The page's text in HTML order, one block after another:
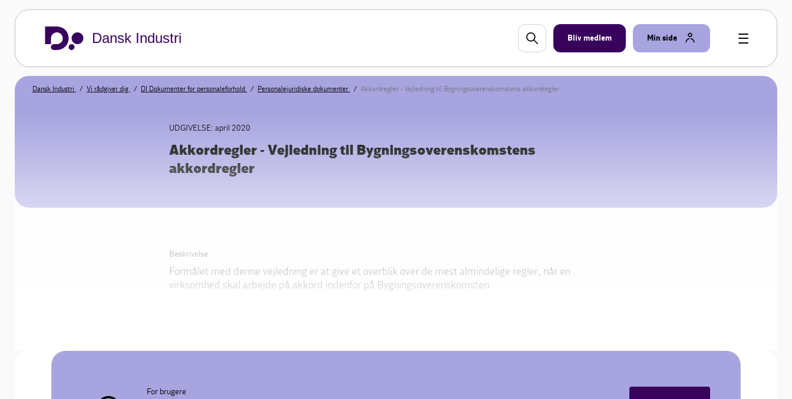
Dansk Industri Bliv medlem Min side
Dansk Industri Vi rådgiver dig DI Dokumenter for personaleforhold Personalejuridiske dokumenter Akkordregler - Vejledning til Bygningsoverenskomstens akkordregler
UDGIVELSE: april 2020
Akkordregler - Vejledning til Bygningsoverenskomstens
akkordregler
Beskrivelse
Formålet med denne vejledning er at give et overblik over de mest almindelige regler, når en
virksomhed skal arbejde på akkord indenfor på Bygningsoverenskomsten.
For brugere